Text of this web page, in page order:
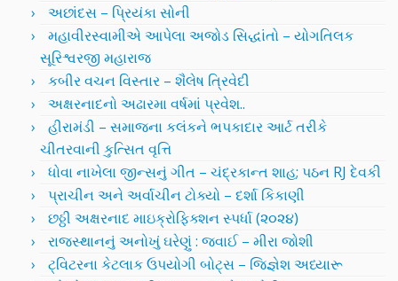
અછાંદસ – પ્રિયંકા સોની
મહાવીરસ્વામીએ આપેલા અજોડ સિદ્ધાંતો – યોગતિલક
સૂરિશ્વરજી મહારાજ
કબીર વચન વિસ્તાર – શૈલેષ ત્રિવેદી
અક્ષરનાદનો અઢારમા વર્ષમાં પ્રવેશ..
હીરામંડી – સમાજના કલંકને ભપકાદાર આર્ટ તરીકે
ચીતરવાની કુત્સિત વૃત્તિ
ધોવા નાખેલા જીન્સનું ગીત – ચંદ્રકાન્ત શાહ; પઠન RJ દેવકી
પ્રાચીન અને અર્વાચીન ટોક્યો – દર્શા કિકાણી
છઠ્ઠી અક્ષરનાદ માઇક્રોફિક્શન સ્પર્ધા (૨૦૨૪)
રાજસ્થાનનું અનોખું ઘરેણું : જવાઈ – મીરા જોશી
ટ્વિટરના કેટલાક ઉપયોગી બોટ્સ – જિજ્ઞેશ અધ્યારૂ